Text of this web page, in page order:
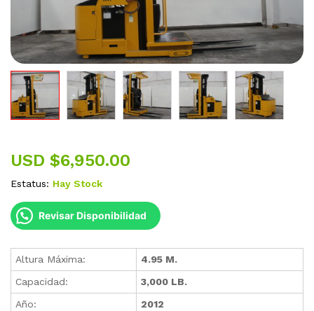
USD $6,950.00
Estatus: Hay Stock
Revisar Disponibilidad
Altura Máxima:
4.95 M.
Capacidad:
3,000 LB.
Año:
2012